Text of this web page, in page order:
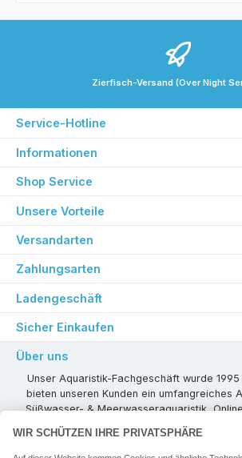
Zierfisch-Versand (Over Night
Service-Hotline
Informationen
Shop Service
Unsere Vorteile
Versandarten
Zahlungsarten
Ladengeschäft
Sicher Einkaufen
Über uns
Unser Aquaristik-Fachgeschäft wurde
bieten unseren Kunden ein umfangreiches
Süßwasser- & Meerwasseraquaristik,
Pflanzen, Aquarienkombinationen,
kompetenter Aquaristik-Fachhandelspartner
alle Ihre Projekte und Einrichtungs- oder